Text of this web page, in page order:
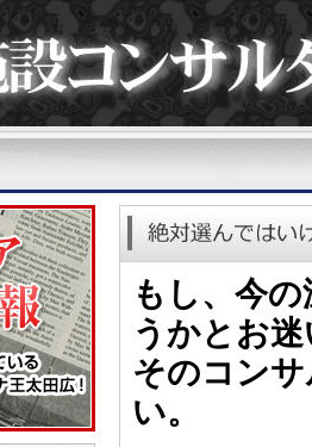
もし、今
うかとお
そのコン
い。